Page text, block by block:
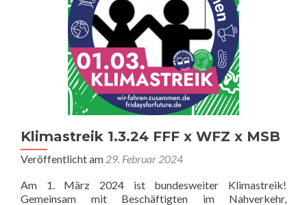
Klimastreik 1.3.24 FFF x WFZ x MSB
Veröffentlicht am 29. Februar 2024
Am 1. März 2024 ist bundesweiter Klimastreik!
Gemeinsam mit Beschäftigten im Nahverkehr,